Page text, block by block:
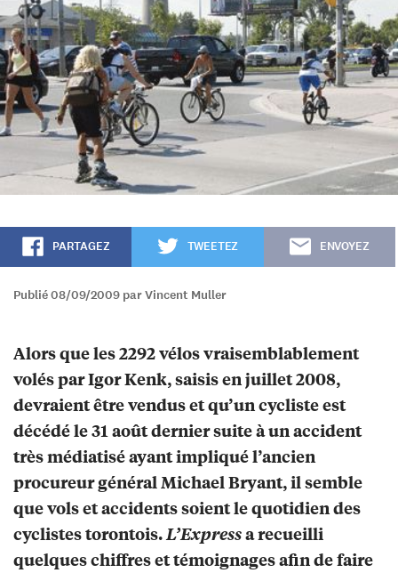
PARTAGEZ TWEETEZ ENVOYEZ
Publié 08/09/2009 par Vincent Muller
Alors que les 2292 vélos vraisemblablement
volés par Igor Kenk, saisis en juillet 2008,
devraient être vendus et qu’un cycliste est
décédé le 31 août dernier suite à un accident
très médiatisé ayant impliqué l’ancien
procureur général Michael Bryant, il semble
que vols et accidents soient le quotidien des
cyclistes torontois.L’Expressa recueilli
quelques chiffres et témoignages afin de faire